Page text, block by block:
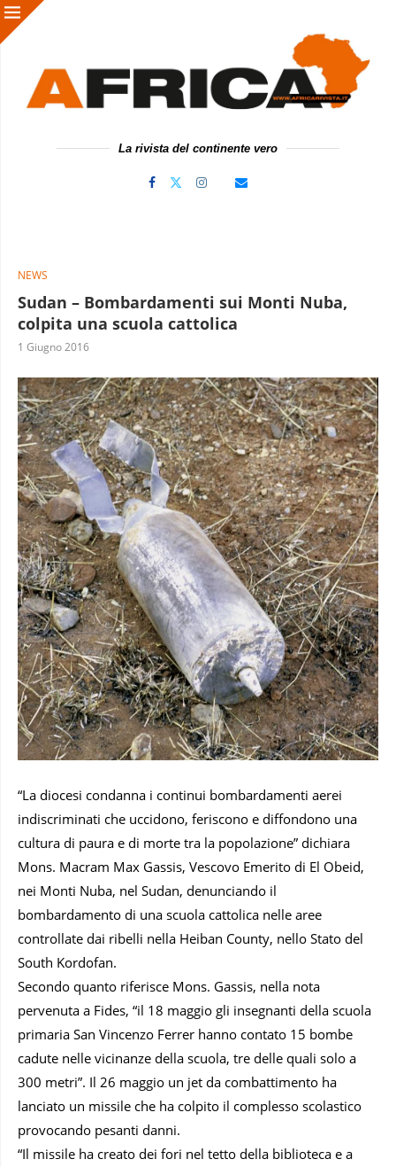
La rivista del continente vero
NEWS
Sudan – Bombardamenti sui Monti Nuba,
colpita una scuola cattolica
1 Giugno 2016
“La diocesi condanna i continui bombardamenti aerei
indiscriminati che uccidono, feriscono e diffondono una
cultura di paura e di morte tra la popolazione” dichiara
Mons. Macram Max Gassis, Vescovo Emerito di El Obeid,
nei Monti Nuba, nel Sudan, denunciando il
bombardamento di una scuola cattolica nelle aree
controllate dai ribelli nella Heiban County, nello Stato del
South Kordofan.
Secondo quanto riferisce Mons. Gassis, nella nota
pervenuta a Fides, “il 18 maggio gli insegnanti della scuola
primaria San Vincenzo Ferrer hanno contato 15 bombe
cadute nelle vicinanze della scuola, tre delle quali solo a
300 metri”. Il 26 maggio un jet da combattimento ha
lanciato un missile che ha colpito il complesso scolastico
provocando pesanti danni.
“Il missile ha creato dei fori nel tetto della biblioteca e a